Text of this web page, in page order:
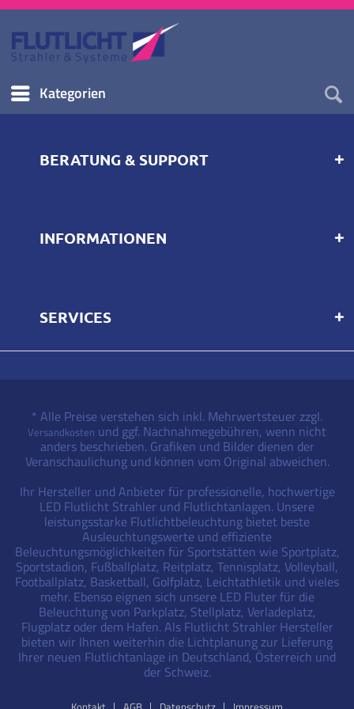
Kategorien
BERATUNG & SUPPORT
INFORMATIONEN
SERVICES
* Alle Preise verstehen sich inkl. Mehrwertsteuer zzgl.
Versandkosten und ggf. Nachnahmegebühren, wenn nicht
anders beschrieben. Grafiken und Bilder dienen der
Veranschaulichung und können vom Original abweichen.
Ihr Hersteller und Anbieter für professionelle, hochwertige
LED Flutlicht Strahler und Flutlichtanlagen. Unsere
leistungsstarke Flutlichtbeleuchtung bietet beste
Ausleuchtungswerte und effiziente
Beleuchtungsmöglichkeiten für Sportstätten wie Sportplatz,
Sportstadion, Fußballplatz, Reitplatz, Tennisplatz, Volleyball,
Footballplatz, Basketball, Golfplatz, Leichtathletik und vieles
mehr. Ebenso eignen sich unsere LED Fluter für die
Beleuchtung von Parkplatz, Stellplatz, Verladeplatz,
Flugplatz oder dem Hafen. Als Flutlicht Strahler Hersteller
bieten wir Ihnen weiterhin die Lichtplanung zur Lieferung
Ihrer neuen Flutlichtanlage in Deutschland, Österreich und
der Schweiz.